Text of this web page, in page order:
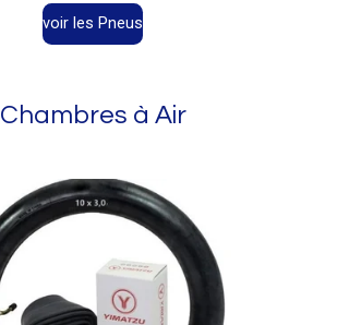
voir les Pneus
Chambres à Air